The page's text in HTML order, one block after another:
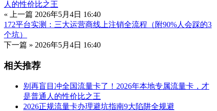
人的性价比之王
« 上一篇 2026年5月4日 16:40
172平台实测：三大运营商线上注销全流程（附90%人会踩的3
个坑）
下一篇 » 2026年5月4日 16:40
相关推荐
别再盲目冲全国流量卡了！2026年本地专属流量卡，才
是普通人的性价比之王
2026正规流量卡办理避坑指南9大陷阱全规避